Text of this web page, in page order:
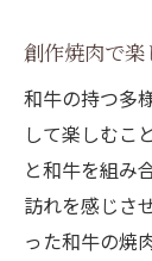
創作焼肉で
和牛の持つ多
して楽しむこ
と和牛を組み
訪れを感じさ
った和牛の焼